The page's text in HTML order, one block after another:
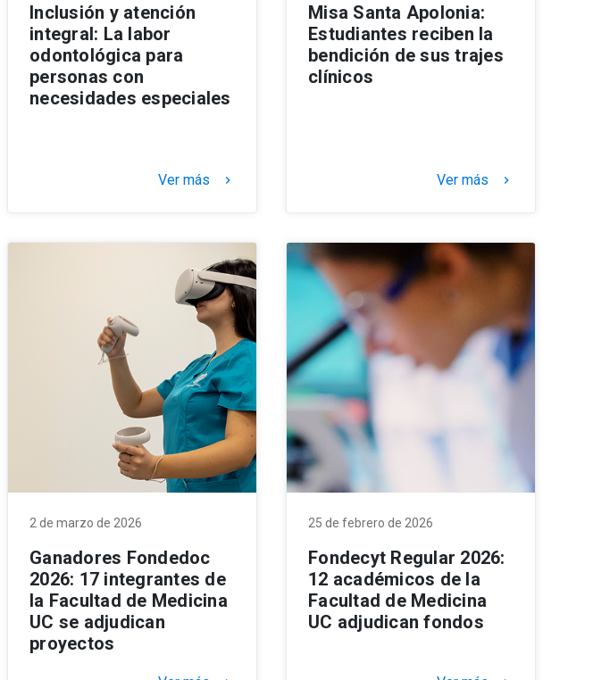
Inclusión y atención
integral: La labor
odontológica para
personas con
necesidades especiales
Ver más keyboard_arrow_right
Misa Santa Apolonia:
Estudiantes reciben la
bendición de sus trajes
clínicos
Ver más keyboard_arrow_right
2 de marzo de 2026
Ganadores Fondedoc
2026: 17 integrantes de
la Facultad de Medicina
UC se adjudican
proyectos
25 de febrero de 2026
Fondecyt Regular 2026:
12 académicos de la
Facultad de Medicina
UC adjudican fondos